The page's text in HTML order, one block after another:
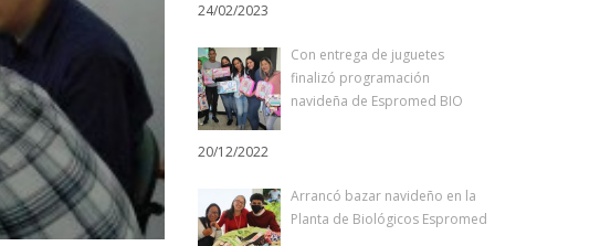
24/02/2023
Con entrega de juguetes
finalizó programación
navideña de Espromed BIO
20/12/2022
Arrancó bazar navideño en la
Planta de Biológicos Espromed